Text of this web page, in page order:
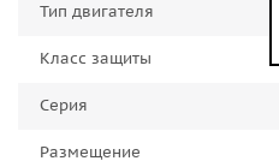
Тип двигателя
Класс защиты
Серия
Размещение